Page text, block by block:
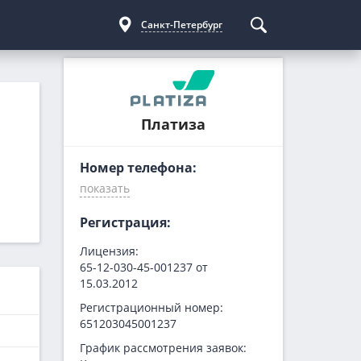
Курсы криптовалют
Курс биткоина
Кредиты для бизнеса
На пополнение ОС
Погашение займов
Купи не копи
МИГ Кредит
Webbankir
Санкт-Петербург
Платиза
Номер телефона:
Регистрация:
Лицензия:
65-12-030-45-001237 от
15.03.2012
Регистрационный номер:
651203045001237
График рассмотрения заявок: